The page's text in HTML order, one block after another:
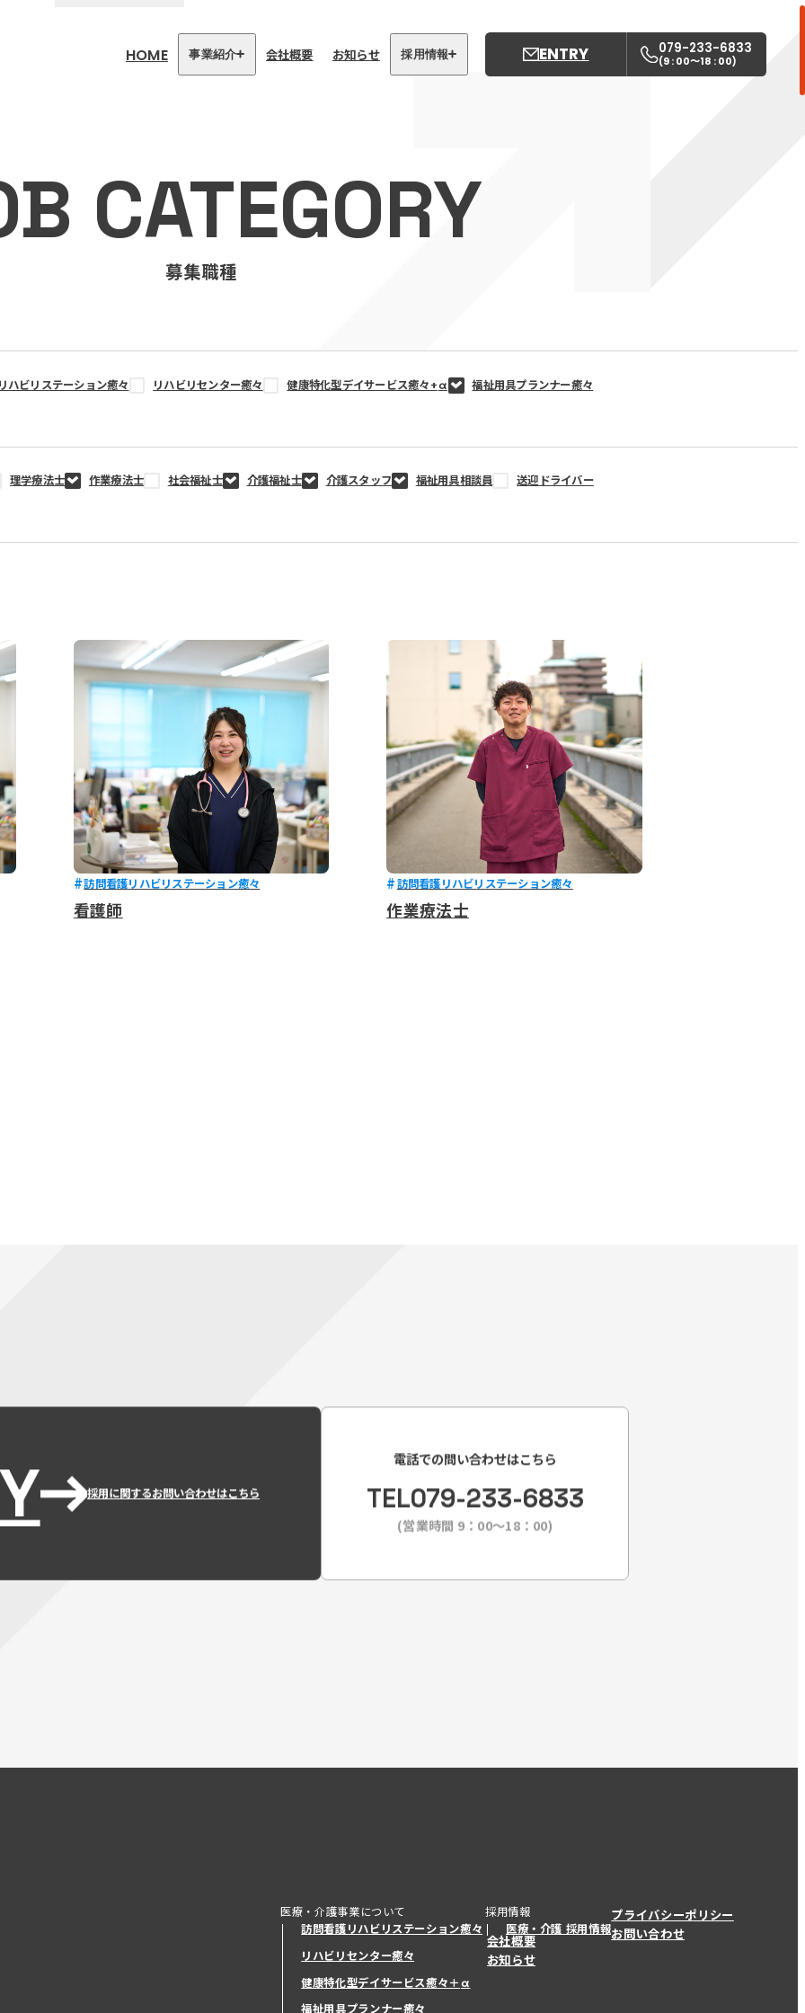
HOME 事業紹介
リハビリセンター癒々
健康特化型デイサービス癒々＋
α
福祉用具プランナー癒々
姫路中央保育園
会社概要 お知らせ 採用情報 ENTRY 079-233-6833
(9 : 00〜18 : 00)
CATEGORY
募集職種
ハビリステーション癒々 リハビリセンター癒々 健康特化型デイサービス癒々+α 福祉用具プランナー癒々
理学療法士 作業療法士 社会福祉士 介護福祉士 介護スタッフ 福祉用具相談員 送迎ドライバー
訪問看護リハビリステーション癒々
看護師
訪問看護リハビリステーション癒々
作業療法士
採用に関するお問い合わせはこちら
電話での問い合わせはこちら
TEL079-233-6833
(営業時間 9：00〜18：00)
医療・介護事業について
訪問看護リハビリステーション癒々
リハビリセンター癒々
健康特化型デイサービス癒々＋α
健康特化型デイサービス癒々＋
福祉用具プランナー癒々
採用情報
医療・介護 採用情報
会社概要
お知らせ
プライバシーポリシー
お問い合わせ